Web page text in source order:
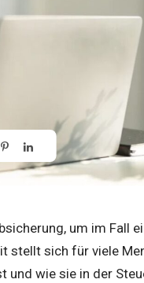
um im Fall
stellt sich für viele
wie sie in der